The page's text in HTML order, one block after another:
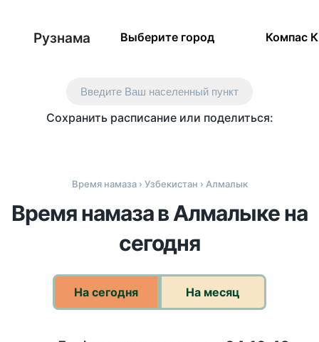
Рузнама Выберите город Компас
Введите Ваш населенный пункт
Сохранить расписание или поделиться:
Время намаза› Узбекистан › Алмалык
Время намаза в Алмалыке на
сегодня
На сегодня На месяц